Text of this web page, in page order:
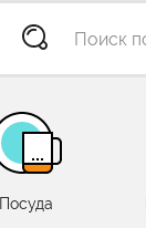
Посуда